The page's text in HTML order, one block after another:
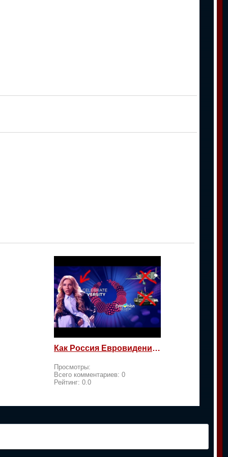
Как Россия Евровидение на жалость берет
Просмотры:
Всего комментариев: 0
Рейтинг: 0.0